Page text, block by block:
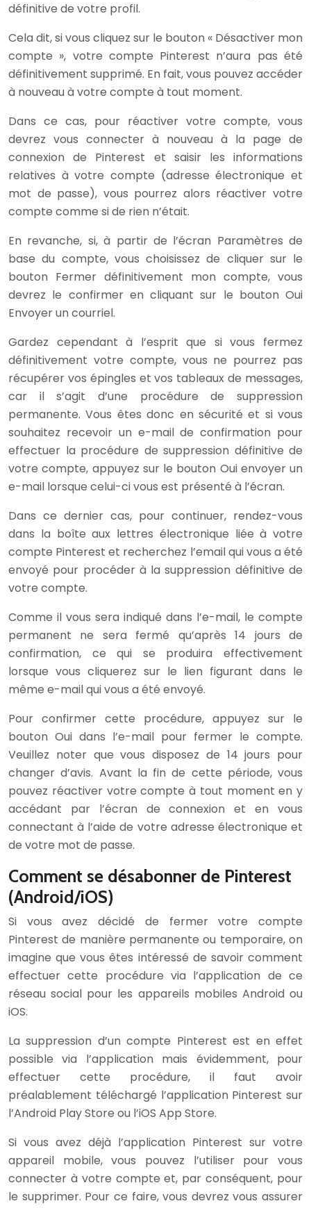
définitive de votre profil.
Cela dit, si vous cliquez sur le bouton « Désactiver mon
compte », votre compte Pinterest n’aura pas été
définitivement supprimé. En fait, vous pouvez accéder
à nouveau à votre compte à tout moment.
Dans ce cas, pour réactiver votre compte, vous
devrez vous connecter à nouveau à la page de
connexion de Pinterest et saisir les informations
relatives à votre compte (adresse électronique et
mot de passe), vous pourrez alors réactiver votre
compte comme si de rien n’était.
En revanche, si, à partir de l’écran Paramètres de
base du compte, vous choisissez de cliquer sur le
bouton Fermer définitivement mon compte, vous
devrez le confirmer en cliquant sur le bouton Oui
Envoyer un courriel.
Gardez cependant à l’esprit que si vous fermez
définitivement votre compte, vous ne pourrez pas
récupérer vos épingles et vos tableaux de messages,
car il s’agit d’une procédure de suppression
permanente. Vous êtes donc en sécurité et si vous
souhaitez recevoir un e-mail de confirmation pour
effectuer la procédure de suppression définitive de
votre compte, appuyez sur le bouton Oui envoyer un
e-mail lorsque celui-ci vous est présenté à l’écran.
Dans ce dernier cas, pour continuer, rendez-vous
dans la boîte aux lettres électronique liée à votre
compte Pinterest et recherchez l’email qui vous a été
envoyé pour procéder à la suppression définitive de
votre compte.
Comme il vous sera indiqué dans l’e-mail, le compte
permanent ne sera fermé qu’après 14 jours de
confirmation, ce qui se produira effectivement
lorsque vous cliquerez sur le lien figurant dans le
même e-mail qui vous a été envoyé.
Pour confirmer cette procédure, appuyez sur le
bouton Oui dans l’e-mail pour fermer le compte.
Veuillez noter que vous disposez de 14 jours pour
changer d’avis. Avant la fin de cette période, vous
pouvez réactiver votre compte à tout moment en y
accédant par l’écran de connexion et en vous
connectant à l’aide de votre adresse électronique et
de votre mot de passe.
Comment se désabonner de Pinterest
(Android/iOS)
Si vous avez décidé de fermer votre compte
Pinterest de manière permanente ou temporaire, on
imagine que vous êtes intéressé de savoir comment
effectuer cette procédure via l’application de ce
réseau social pour les appareils mobiles Android ou
iOS.
La suppression d’un compte Pinterest est en effet
possible via l’application mais évidemment, pour
effectuer cette procédure, il faut avoir
préalablement téléchargé l’application Pinterest sur
l’Android Play Store ou l’iOS App Store.
Si vous avez déjà l’application Pinterest sur votre
appareil mobile, vous pouvez l’utiliser pour vous
connecter à votre compte et, par conséquent, pour
le supprimer. Pour ce faire, vous devrez vous assurer